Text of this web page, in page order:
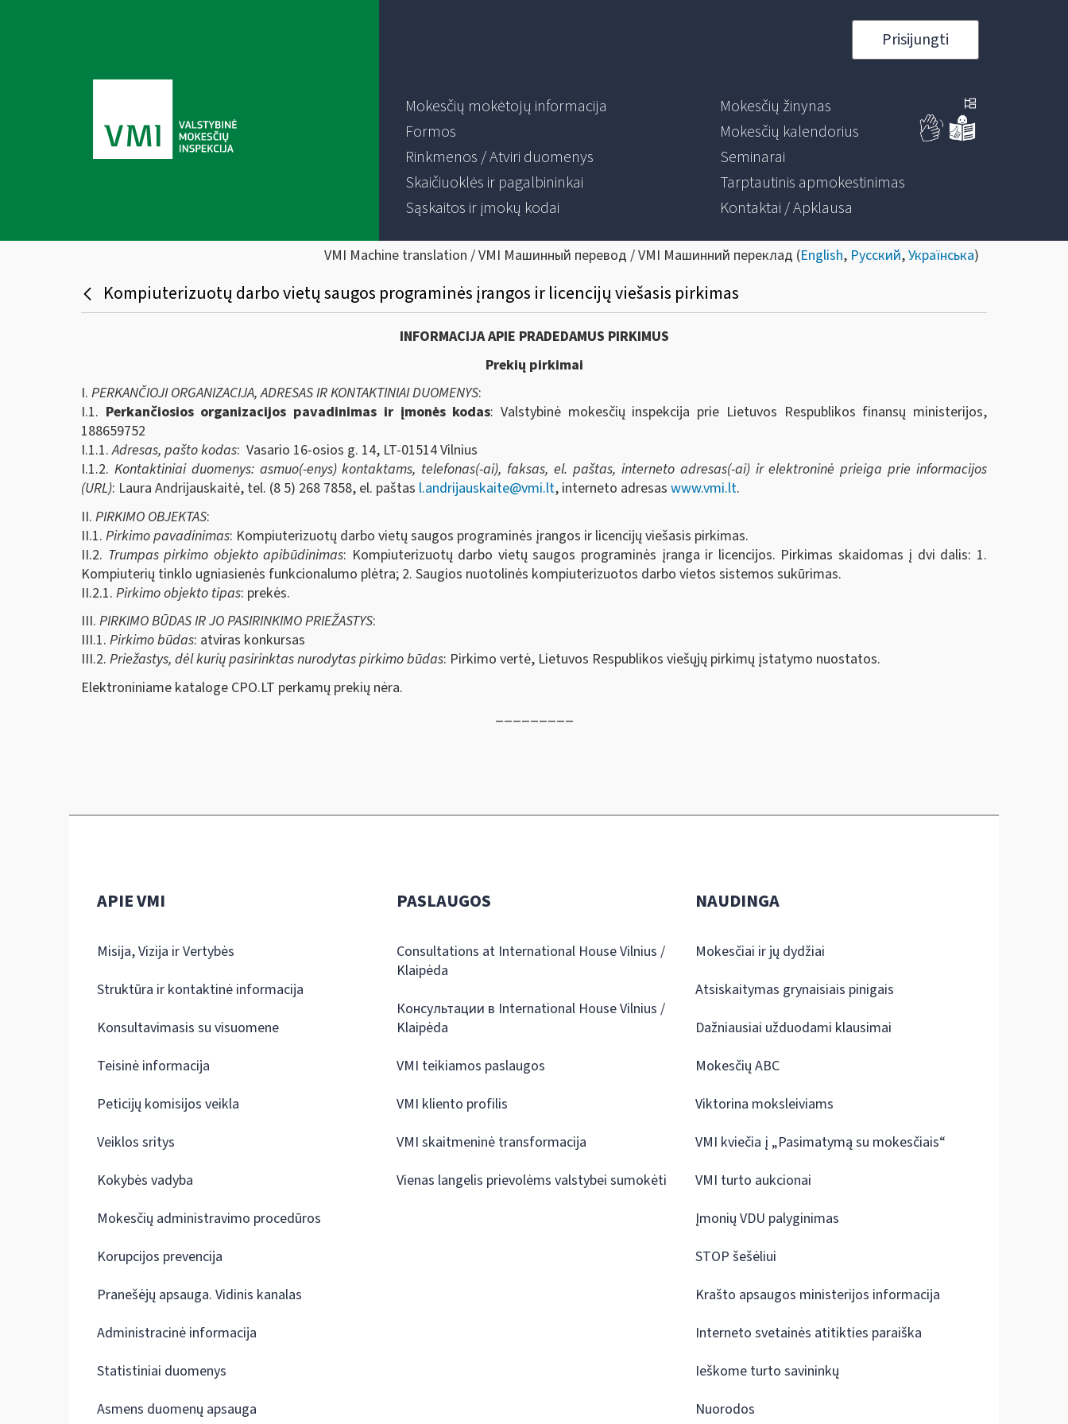
Prisijungti
Mokesčių mokėtojų informacija
Formos
Rinkmenos / Atviri duomenys
Skaičiuoklės ir pagalbininkai
Sąskaitos ir įmokų kodai
Mokesčių žinynas
Mokesčių kalendorius
Seminarai
Tarptautinis apmokestinimas
Kontaktai / Apklausa
VMI Machine translation / VMI Машинный перевод / VMI Машинний переклад (English, Русский,Українська)
Kompiuterizuotų darbo vietų saugos programinės įrangos ir licencijų viešasis pirkimas
INFORMACIJA APIE PRADEDAMUS PIRKIMUS
Prekių pirkimai
I. PERKANČIOJI ORGANIZACIJA, ADRESAS IR KONTAKTINIAI DUOMENYS:
I.1. Perkančiosios organizacijos pavadinimas ir įmonės kodas: Valstybinė mokesčių inspekcija prie Lietuvos Respublikos finansų ministerijos,
188659752
I.1.1.Adresas, pašto kodas: Vasario 16-osios g. 14, LT-01514 Vilnius
I.1.2. Kontaktiniai duomenys: asmuo(-enys) kontaktams, telefonas(-ai), faksas, el. paštas, interneto adresas(-ai) ir elektroninė prieiga prie informacijos
(URL): Laura Andrijauskaitė, tel. (8 5) 268 7858, el. paštas l.andrijauskaite@vmi.lt, interneto adresas www.vmi.lt.
II. PIRKIMO OBJEKTAS:
II.1. Pirkimo pavadinimas: Kompiuterizuotų darbo vietų saugos programinės įrangos ir licencijų viešasis pirkimas.
II.2. Trumpas pirkimo objekto apibūdinimas: Kompiuterizuotų darbo vietų saugos programinės įranga ir licencijos. Pirkimas skaidomas į dvi dalis: 1.
Kompiuterių tinklo ugniasienės funkcionalumo plėtra; 2. Saugios nuotolinės kompiuterizuotos darbo vietos sistemos sukūrimas.
II.2.1. Pirkimo objekto tipas: prekės.
III. PIRKIMO BŪDAS IR JO PASIRINKIMO PRIEŽASTYS:
III.1. Pirkimo būdas: atviras konkursas
III.2. Priežastys, dėl kurių pasirinktas nurodytas pirkimo būdas: Pirkimo vertė, Lietuvos Respublikos viešųjų pirkimų įstatymo nuostatos.
Elektroniniame kataloge CPO.LT perkamų prekių nėra.
_________
APIE VMI
Misija, Vizija ir Vertybės
Struktūra ir kontaktinė informacija
Konsultavimasis su visuomene
Teisinė informacija
Peticijų komisijos veikla
Veiklos sritys
Kokybės vadyba
Mokesčių administravimo procedūros
Korupcijos prevencija
Pranešėjų apsauga. Vidinis kanalas
Administracinė informacija
Statistiniai duomenys
Asmens duomenų apsauga
PASLAUGOS
Consultations at International House Vilnius /
Klaipėda
Консультации в International House Vilnius /
Klaipėda
VMI teikiamos paslaugos
VMI kliento profilis
VMI skaitmeninė transformacija
Vienas langelis prievolėms valstybei sumokėti
NAUDINGA
Mokesčiai ir jų dydžiai
Atsiskaitymas grynaisiais pinigais
Dažniausiai užduodami klausimai
Mokesčių ABC
Viktorina moksleiviams
VMI kviečia į „Pasimatymą su mokesčiais“
VMI turto aukcionai
Įmonių VDU palyginimas
STOP šešėliui
Krašto apsaugos ministerijos informacija
Interneto svetainės atitikties paraiška
Ieškome turto savininkų
Nuorodos